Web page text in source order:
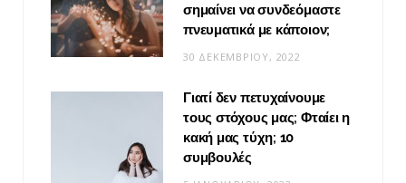
σημαίνει να συνδεόμαστε
πνευματικά με κάποιον;
30 ΔΕΚΕΜΒΡΊΟΥ, 2022
Γιατί δεν πετυχαίνουμε
τους στόχους μας; Φταίει η
κακή μας τύχη; 10
συμβουλές